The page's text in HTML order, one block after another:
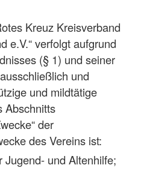
Kreuz Kreisverband
e.V.“ verfolgt aufgrund
(§ 1) und seiner
und
und mildtätige
Abschnitts
der
des Vereins ist:
Jugend- und Altenhilfe;